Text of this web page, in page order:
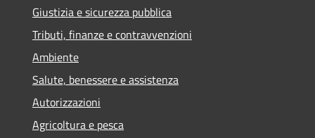
Giustizia e sicurezza pubblica
Tributi, finanze e contravvenzioni
Ambiente
Salute, benessere e assistenza
Autorizzazioni
Agricoltura e pesca